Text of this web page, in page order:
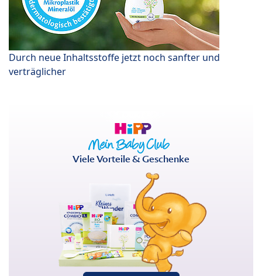
Durch neue Inhaltsstoffe jetzt noch sanfter und
verträglicher
Viele Vorteile & Geschenke